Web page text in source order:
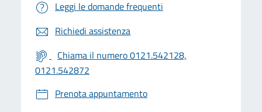
Leggi le domande frequenti
Richiedi assistenza
Chiama il numero 0121.542128,
0121.542872
Prenota appuntamento